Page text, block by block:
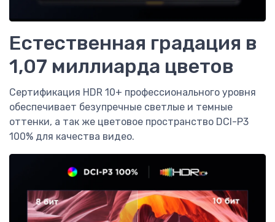
Естественная градация в
1,07 миллиарда цветов
Сертификация HDR 10+ профессионального уровня
обеспечивает безупречные светлые и темные
оттенки, а так же цветовое пространство DCI-P3
100% для качества видео.